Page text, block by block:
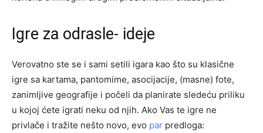
Igre za odrasle- ideje
Verovatno ste se i sami setili igara kao što su klasične
igre sa kartama, pantomime, asocijacije, (masne) fote,
zanimljive geografije i počeli da planirate sledeću priliku
u kojoj ćete igrati neku od njih. Ako Vas te igre ne
privlače i tražite nešto novo, evo par predloga: